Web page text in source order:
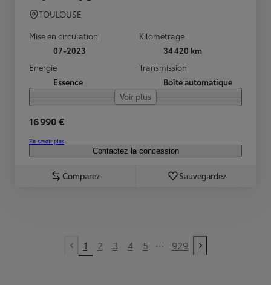
TOULOUSE
Mise en circulation
07-2023
Kilométrage
34 420 km
Energie
Essence
Transmission
Boîte automatique
Voir plus
16 990 €
En savoir plus
Contactez la concession
Comparez Sauvegardez
Previous page
1 2 3 4 5 ... 929
Next page